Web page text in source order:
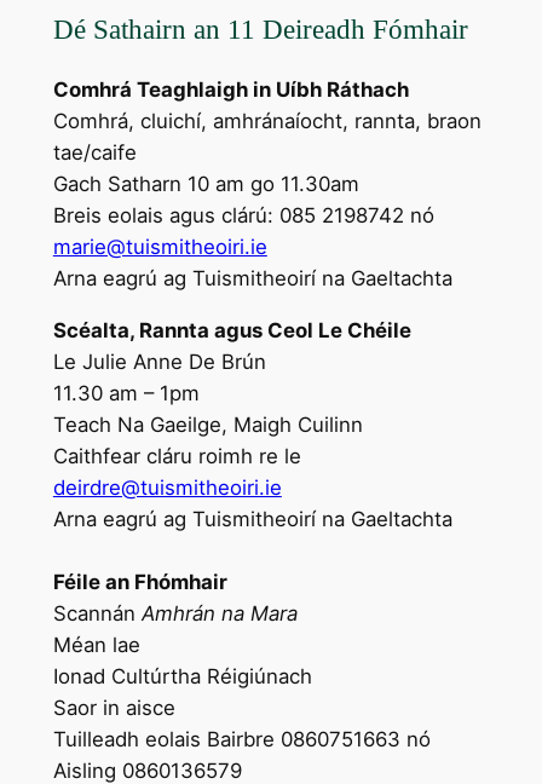
Dé Sathairn an 11 Deireadh Fómhair
Comhrá Teaghlaigh in Uíbh Ráthach
Comhrá, cluichí, amhránaíocht, rannta, braon
tae/caife
Gach Satharn 10 am go 11.30am
Breis eolais agus clárú: 085 2198742 nó
marie@tuismitheoiri.ie
Arna eagrú ag Tuismitheoirí na Gaeltachta
Scéalta, Rannta agus Ceol Le Chéile
Le Julie Anne De Brún
11.30 am – 1pm
Teach Na Gaeilge, Maigh Cuilinn
Caithfear cláru roimh re le
deirdre@tuismitheoiri.ie
Arna eagrú ag Tuismitheoirí na Gaeltachta
Féile an Fhómhair
Scannán Amhrán na Mara
Méan lae
Ionad Cultúrtha Réigiúnach
Saor in aisce
Tuilleadh eolais Bairbre 0860751663 nó
Aisling 0860136579